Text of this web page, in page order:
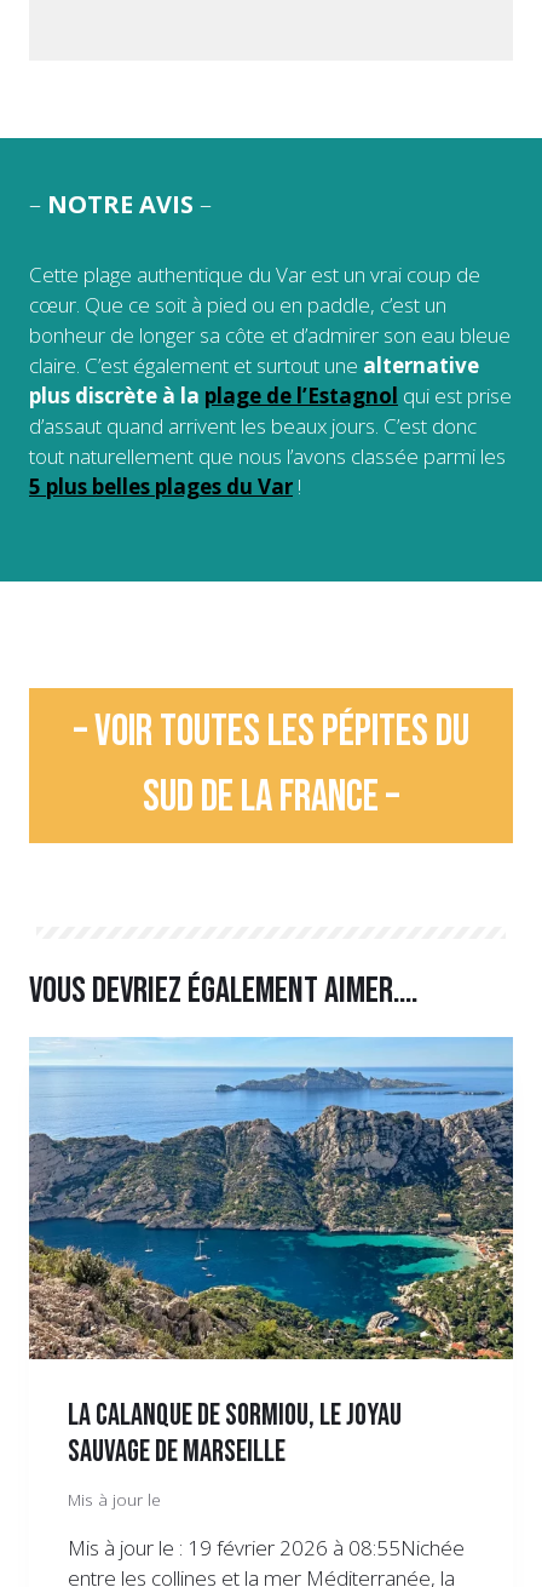
– NOTRE AVIS –
Cette plage authentique du Var est un vrai coup de
cœur. Que ce soit à pied ou en paddle, c’est un
bonheur de longer sa côte et d’admirer son eau bleue
claire. C’est également et surtout une alternative
plus discrète à la plage de l’Estagnol qui est prise
d’assaut quand arrivent les beaux jours. C’est donc
tout naturellement que nous l’avons classée parmi les
5 plus belles plages du Var !
– Voir toutes les pépites du
sud de la France –
Vous devriez également aimer….
LA CALANQUE DE SORMIOU, LE JOYAU
SAUVAGE DE MARSEILLE
Mis à jour le
Mis à jour le : 19 février 2026 à 08:55Nichée
entre les collines et la mer Méditerranée, la